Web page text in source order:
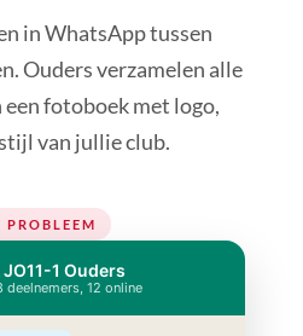
in WhatsApp tussen
Ouders verzamelen alle
fotoboek met logo,
van jullie club.
PROBLEEM
JO11-1 Ouders
deelnemers, 12 online